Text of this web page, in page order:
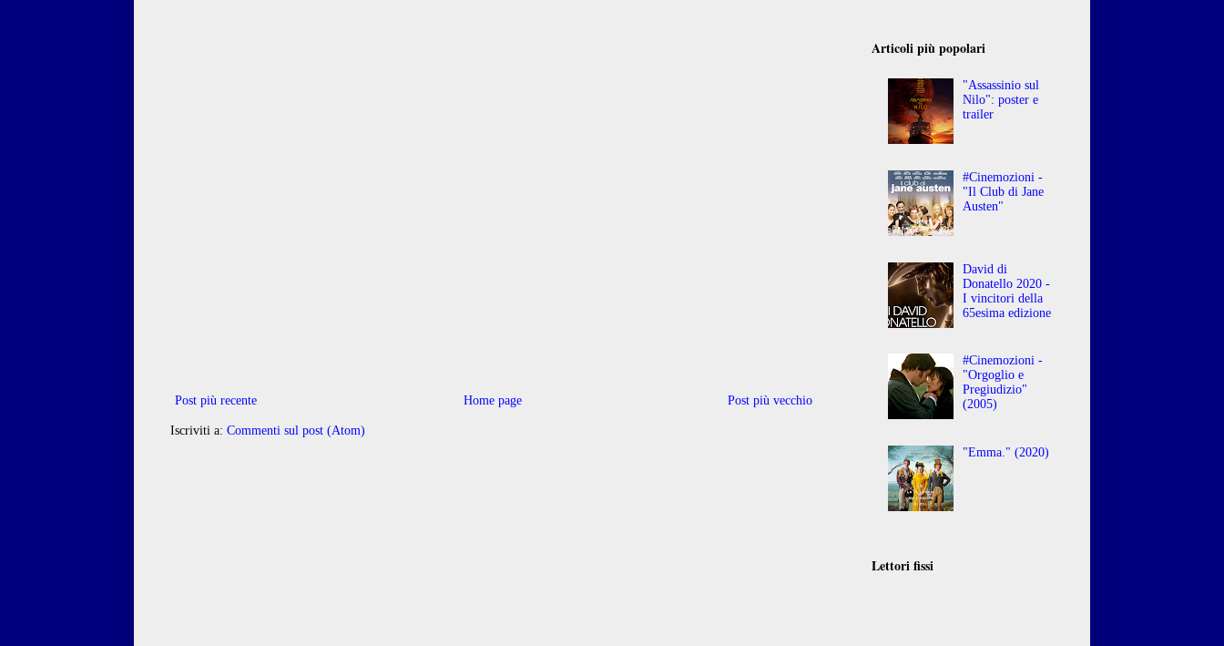
Post più recente Post più vecchio
Home page
Iscriviti a: Commenti sul post (Atom)
Articoli più popolari
"Assassinio sul
Nilo": poster e
trailer
#Cinemozioni -
"Il Club di Jane
Austen"
David di
Donatello 2020 -
I vincitori della
65esima edizione
#Cinemozioni -
"Orgoglio e
Pregiudizio"
(2005)
"Emma." (2020)
Lettori fissi